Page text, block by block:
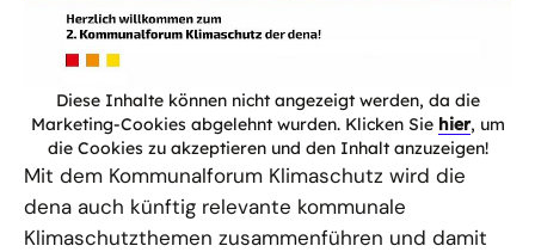
Diese Inhalte können nicht angezeigt werden, da die
Marketing-Cookies abgelehnt wurden. Klicken Sie hier, um
die Cookies zu akzeptieren und den Inhalt anzuzeigen!
Mit dem Kommunalforum Klimaschutz wird die
dena auch künftig relevante kommunale
Klimaschutzthemen zusammenführen und damit